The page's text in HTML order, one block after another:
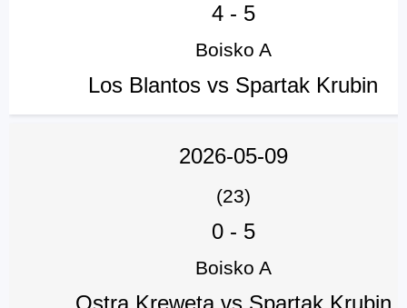
4- 5
Boisko A
Los Blantos vs Spartak Krubin
2026-05-09
(23)
0- 5
Boisko A